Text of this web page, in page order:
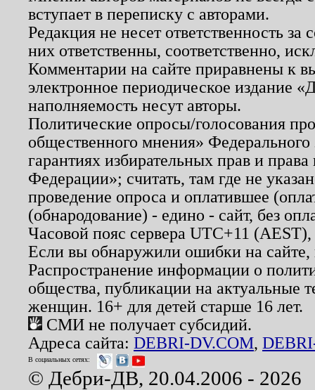
вступает в переписку с авторами.
Редакция не несет ответственность
них ответственны, соответственно,
Комментарии на сайте приравнены к
электронное периодическое издание
наполняемость несут авторы.
Политические опросы/голосования
общественного мнения»
гарантиях избирательных прав и
Федерации»; считать, там где не
проведение опроса и оплатившее
(обнародование) - едино - сайт, без
Часовой пояс сервера UTC+11
Если вы обнаружили ошибки на
Распространение информации о
общества, публикации на актуальные
женщин. 16+ для детей старше 16 лет.
СМИ не получает субсидий.
Адреса сайта: DEBRI-DV.COM,
В социальных сетях:
© Дебри-ДВ, 20.04.2006 - 2026